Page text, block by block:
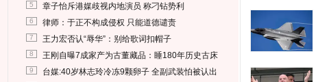
5 章子怡斥港媒歧视内地演员 称刁钻势利
6 律师：于正不构成侵权 只能道德谴责
7 王力宏否认“辱华”：别给歌词扣帽子
8 王刚自曝7成家产为古董藏品：睡180年历史古床
9 台媒:40岁林志玲冷冻9颗卵子 全副武装怕被认出